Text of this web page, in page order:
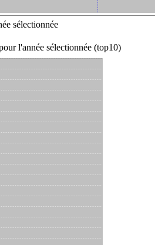
sélectionnée
l'année sélectionnée (top10)